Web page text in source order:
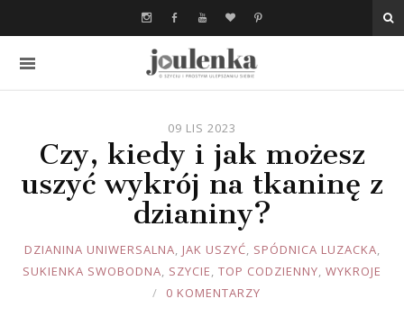
09 LIS 2023
Czy, kiedy i jak możesz
uszyć wykrój na tkaninę z
dzianiny?
JOULE
DZIANINA UNIWERSALNA, JAK USZYĆ, SPÓDNICA LUZACKA,
SUKIENKA SWOBODNA, SZYCIE, TOP CODZIENNY, WYKROJE
0 KOMENTARZY